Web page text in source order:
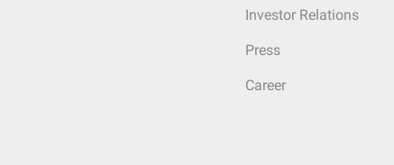
Investor Relations
Press
Career